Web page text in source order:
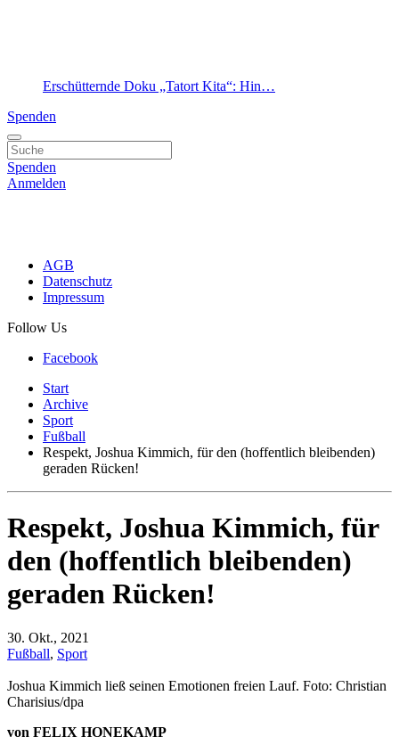
Erschütternde Doku „Tatort Kita“: Hin…
Spenden
Spenden
Anmelden
AGB
Datenschutz
Impressum
Follow Us
Facebook
Start
Archive
Sport
Fußball
Respekt, Joshua Kimmich, für den (hoffentlich bleibenden)
geraden Rücken!
Respekt, Joshua Kimmich, für
den (hoffentlich bleibenden)
geraden Rücken!
30. Okt., 2021
Fußball, Sport
Joshua Kimmich ließ seinen Emotionen freien Lauf. Foto: Christian
Charisius/dpa
von FELIX HONEKAMP